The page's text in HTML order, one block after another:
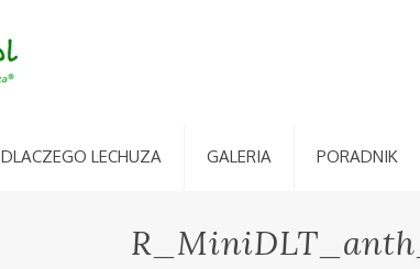
DLACZEGO LECHUZA GALERIA PORADNIK